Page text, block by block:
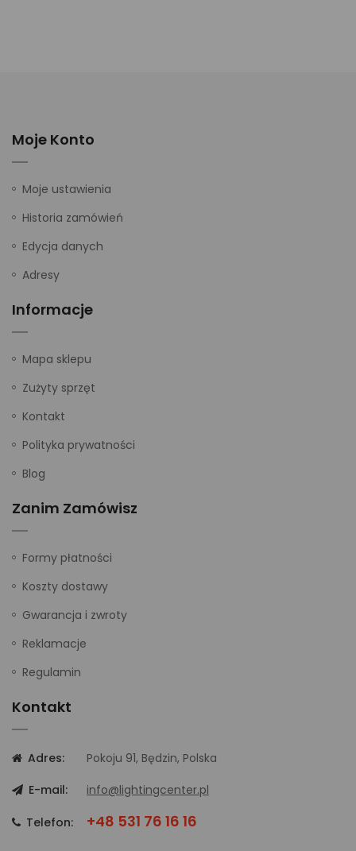
Moje Konto
Moje ustawienia
Historia zamówień
Edycja danych
Adresy
Informacje
Mapa sklepu
Zużyty sprzęt
Kontakt
Polityka prywatności
Blog
Zanim Zamówisz
Formy płatności
Koszty dostawy
Gwarancja i zwroty
Reklamacje
Regulamin
Kontakt
Adres:
Pokoju 91, Będzin, Polska
E-mail:
info@lightingcenter.pl
Telefon: +48 531 76 16 16